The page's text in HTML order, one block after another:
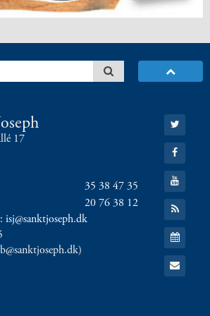
17
35 38 47 35
20 76 38 12
Gå
til:
Twitter
Gå
til:
Facebook
Gå
til:
YouTube
Gå
til:
RSS
feed
Gå
til:
Kalender
Gå
til: